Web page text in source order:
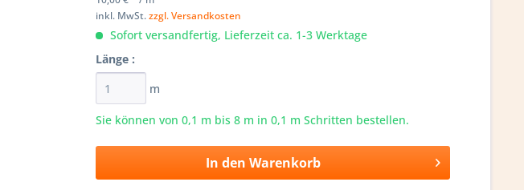
inkl. MwSt.zzgl. Versandkosten
Sofort versandfertig, Lieferzeit ca. 1-3 Werktage
Länge :
m
Sie können von 0,1 m bis8 m in 0,1 m Schritten bestellen.
In den Warenkorb